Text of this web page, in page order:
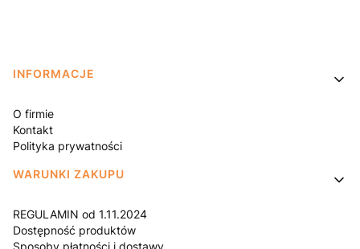
Linki w stopce
INFORMACJE
O firmie
Kontakt
Polityka prywatności
WARUNKI ZAKUPU
REGULAMIN od 1.11.2024
Dostępność produktów
Sposoby płatności i dostawy